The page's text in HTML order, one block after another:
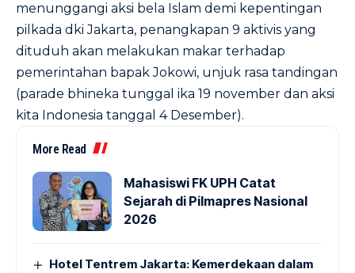
menunggangi aksi bela Islam demi kepentingan
pilkada dki Jakarta, penangkapan 9 aktivis yang
dituduh akan melakukan makar terhadap
pemerintahan bapak Jokowi, unjuk rasa tandingan
(parade bhineka tunggal ika 19 november dan aksi
kita Indonesia tanggal 4 Desember).
More Read
Mahasiswi FK UPH Catat
Sejarah di Pilmapres Nasional
2026
Hotel Tentrem Jakarta: Kemerdekaan dalam